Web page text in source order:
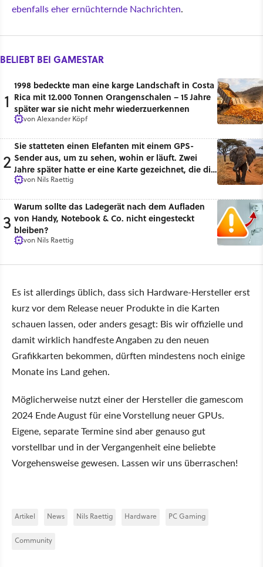
ebenfalls eher ernüchternde Nachrichten.
BELIEBT BEI GAMESTAR
1
1998 bedeckte man eine karge Landschaft in Costa
Rica mit 12.000 Tonnen Orangenschalen – 15 Jahre
später war sie nicht mehr wiederzuerkennen
vonAlexander Köpf
2
Sie statteten einen Elefanten mit einem GPS-
Sender aus, um zu sehen, wohin er läuft. Zwei
Jahre später hatte er eine Karte gezeichnet, die die
Menschen für längst gelöscht hielten
von Nils Raettig
3
Warum sollte das Ladegerät nach dem Aufladen
von Handy, Notebook & Co. nicht eingesteckt
bleiben?
von Nils Raettig
Es ist allerdings üblich, dass sich Hardware-Hersteller erst
kurz vor dem Release neuer Produkte in die Karten
schauen lassen, oder anders gesagt: Bis wir offizielle und
damit wirklich handfeste Angaben zu den neuen
Grafikkarten bekommen, dürften mindestens noch einige
Monate ins Land gehen.
Möglicherweise nutzt einer der Hersteller die gamescom
2024 Ende August für eine Vorstellung neuer GPUs.
Eigene, separate Termine sind aber genauso gut
vorstellbar und in der Vergangenheit eine beliebte
Vorgehensweise gewesen. Lassen wir uns überraschen!
Artikel News Nils Raettig Hardware PC Gaming
Community